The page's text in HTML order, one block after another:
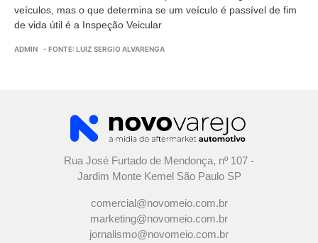
veículos, mas o que determina se um veículo é passível de fim
de vida útil é a Inspeção Veicular
ADMIN - FONTE: LUIZ SERGIO ALVARENGA
Rua José Furtado de Mendonça, nº 107 -
Jardim Monte Kemel São Paulo SP
comercial@novomeio.com.br
marketing@novomeio.com.br
jornalismo@novomeio.com.br